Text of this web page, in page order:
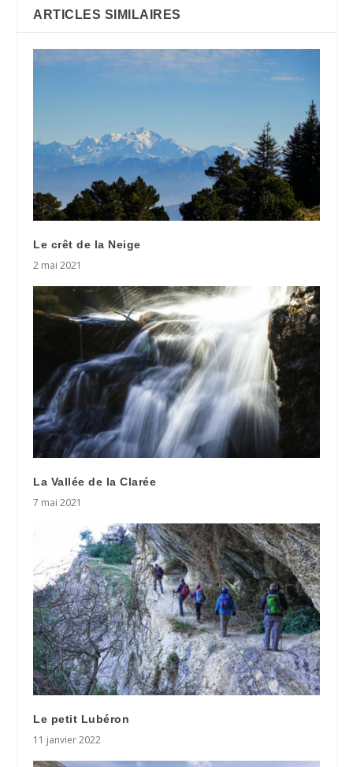
ARTICLES SIMILAIRES
Le crêt de la Neige
2 mai 2021
La Vallée de la Clarée
7 mai 2021
Le petit Lubéron
11 janvier 2022